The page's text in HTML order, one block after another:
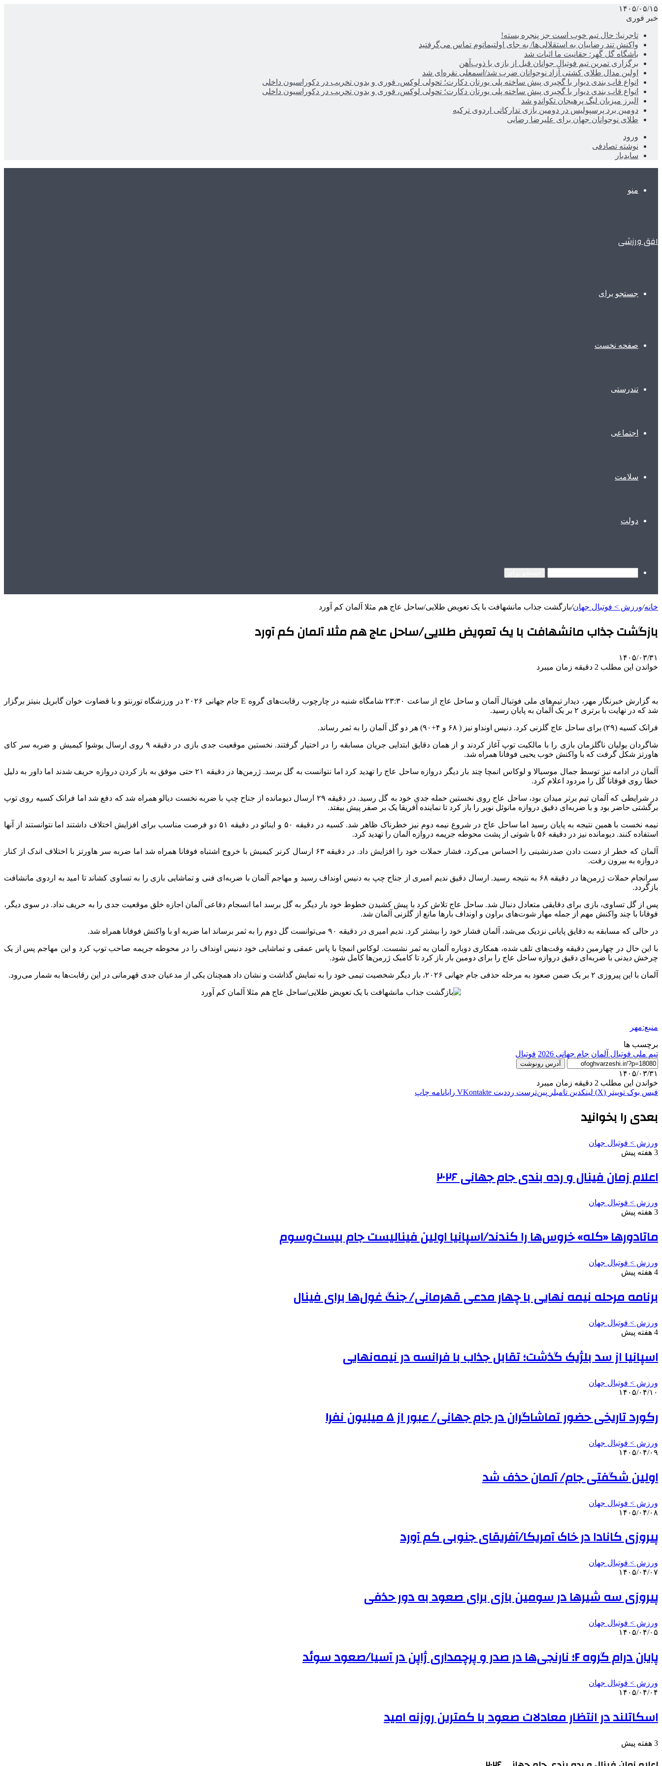
۱۴۰۵/۰۵/۱۵
خبر فوری
تاجرنیا: حال تیم خوب است جز پنجره بسته!
واکنش تند رضاییان به استقلالی‌ها/ به جای اولتیماتوم تماس می‌گرفتید
باشگاه گل گهر: حقانیت ما اثبات شد
برگزاری تمرین تیم فوتبال جوانان قبل از بازی با ذوب‌آهن
اولین مدال طلای کشتی آزاد نوجوانان ضرب شد/اسمعلی نقره‌ای شد
انواع قاب بندی دیوار با گچبری پیش ساخته پلی یورتان دکارت؛ تحولی لوکس، فوری و بدون تخریب در دکوراسیون داخلی
انواع قاب بندی دیوار با گچبری پیش ساخته پلی یورتان دکارت؛ تحولی لوکس، فوری و بدون تخریب در دکوراسیون داخلی
البرز میزبان لیگ پرهیجان تکواندو شد
دومین برد پرسپولیس در دومین بازی تدارکاتی اردوی ترکیه
طلای نوجوانان جهان برای علیرضا رضایی
ورود
نوشته تصادفی
سایدبار
منو
افق ورزشی
جستجو برای
صفحه نخست
تندرستی
اجتماعی
سلامت
دولت
خانه/ورزش > فوتبال جهان/بازگشت جذاب مانشهافت با یک تعویض طلایی/ساحل عاج هم مثلا آلمان کم آورد
بازگشت جذاب مانشهافت با یک تعویض طلایی/ساحل عاج هم مثلا آلمان کم آورد
۱۴۰۵/۰۳/۳۱
خواندن این مطلب 2 دقیقه زمان میبرد
به گزارش خبرنگار مهر، دیدار تیم‌های ملی فوتبال آلمان و ساحل عاج از ساعت ۲۳:۳۰ شامگاه شنبه در چارچوب رقابت‌های گروه E جام جهانی ۲۰۲۶ در ورزشگاه تورنتو و با قضاوت خوان گابریل بنیتز برگزار
شد که در نهایت با برتری ۲ بر یک آلمان به پایان رسید.
فرانک کسیه (۲۹) برای ساحل عاج گلزنی کرد. دنیس اونداو نیز ( ۶۸ و ۴+۹۰) هر دو گل آلمان را به ثمر رساند.
شاگردان یولیان ناگلزمان بازی را با مالکیت توپ آغاز کردند و از همان دقایق ابتدایی جریان مسابقه را در اختیار گرفتند. نخستین موقعیت جدی بازی در دقیقه ۹ روی ارسال یوشوا کیمیش و ضربه سر کای
هاورتز شکل گرفت که با واکنش خوب یحیی فوفانا همراه شد.
آلمان در ادامه نیز توسط جمال موسیالا و لوکاس انمچا چند بار دیگر دروازه ساحل عاج را تهدید کرد اما نتوانست به گل برسد. ژرمن‌ها در دقیقه ۲۱ حتی موفق به باز کردن دروازه حریف شدند اما داور به دلیل
خطا روی فوفانا گل را مردود اعلام کرد.
در شرایطی که آلمان تیم برتر میدان بود، ساحل عاج روی نخستین حمله جدی خود به گل رسید. در دقیقه ۲۹ ارسال دیومانده از جناح چپ با ضربه نخست دیالو همراه شد که دفع شد اما فرانک کسیه روی توپ
برگشتی حاضر بود و با ضربه‌ای دقیق دروازه مانوئل نویر را باز کرد تا نماینده آفریقا یک بر صفر پیش بیفتد.
نیمه نخست با همین نتیجه به پایان رسید اما ساحل عاج در شروع نیمه دوم نیز خطرناک ظاهر شد. کسیه در دقیقه ۵۰ و اینائو در دقیقه ۵۱ دو فرصت مناسب برای افزایش اختلاف داشتند اما نتوانستند از آنها
استفاده کنند. دیومانده نیز در دقیقه ۵۶ با شوتی از پشت محوطه جریمه دروازه آلمان را تهدید کرد.
آلمان که خطر از دست دادن صدرنشینی را احساس می‌کرد، فشار حملات خود را افزایش داد. در دقیقه ۶۳ ارسال کرنر کیمیش با خروج اشتباه فوفانا همراه شد اما ضربه سر هاورتز با اختلاف اندک از کنار
دروازه به بیرون رفت.
سرانجام حملات ژرمن‌ها در دقیقه ۶۸ به نتیجه رسید. ارسال دقیق ندیم امیری از جناح چپ به دنیس اونداف رسید و مهاجم آلمان با ضربه‌ای فنی و تماشایی بازی را به تساوی کشاند تا امید به اردوی مانشافت
بازگردد.
پس از گل تساوی، بازی برای دقایقی متعادل دنبال شد. ساحل عاج تلاش کرد با پیش کشیدن خطوط خود بار دیگر به گل برسد اما انسجام دفاعی آلمان اجازه خلق موقعیت جدی را به حریف نداد. در سوی دیگر،
فوفانا با چند واکنش مهم از جمله مهار شوت‌های براون و اونداف بارها مانع از گلزنی آلمان شد.
در حالی که مسابقه به دقایق پایانی نزدیک می‌شد، آلمان فشار خود را بیشتر کرد. ندیم امیری در دقیقه ۹۰ می‌توانست گل دوم را به ثمر برساند اما ضربه او با واکنش فوفانا همراه شد.
با این حال در چهارمین دقیقه وقت‌های تلف شده، همکاری دوباره آلمان به ثمر نشست. لوکاس انمچا با پاس عمقی و تماشایی خود دنیس اونداف را در محوطه جریمه صاحب توپ کرد و این مهاجم پس از یک
چرخش دیدنی با ضربه‌ای دقیق دروازه ساحل عاج را برای دومین بار باز کرد تا کامبک ژرمن‌ها کامل شود.
آلمان با این پیروزی ۲ بر یک ضمن صعود به مرحله حذفی جام جهانی ۲۰۲۶، بار دیگر شخصیت تیمی خود را به نمایش گذاشت و نشان داد همچنان یکی از مدعیان جدی قهرمانی در این رقابت‌ها به شمار می‌رود.
منبع:مهر
برچسب ها
تیم ملی فوتبال آلمان جام جهانی 2026 فوتبال
آدرس رونوشت
۱۴۰۵/۰۳/۳۱
خواندن این مطلب 2 دقیقه زمان میبرد
فیس بوک توییتر (X) لینکدین ‫تامبلر ‫پین‌ترست ‫رددیت ‫VKontakte رایانامه چاپ
بعدی را بخوانید
ورزش > فوتبال جهان
3 هفته پیش
اعلام زمان فینال و رده بندی جام جهانی ۲۰۲۶
ورزش > فوتبال جهان
3 هفته پیش
ماتادورها «کله» خروس‌ها را کندند/اسپانیا اولین فینالیست جام بیست‌وسوم
ورزش > فوتبال جهان
4 هفته پیش
برنامه مرحله نیمه نهایی با چهار مدعی قهرمانی/ جنگ غول‌ها برای فینال
ورزش > فوتبال جهان
4 هفته پیش
اسپانیا از سد بلژیک گذشت؛ تقابل جذاب با فرانسه در نیمه‌نهایی
ورزش > فوتبال جهان
۱۴۰۵/۰۴/۱۰
رکورد تاریخی حضور تماشاگران در جام جهانی/ عبور از ۵ میلیون نفر!
ورزش > فوتبال جهان
۱۴۰۵/۰۴/۰۹
اولین شگفتی جام/ آلمان حذف شد
ورزش > فوتبال جهان
۱۴۰۵/۰۴/۰۸
پیروزی کانادا در خاک آمریکا/آفریقای جنوبی کم آورد
ورزش > فوتبال جهان
۱۴۰۵/۰۴/۰۷
پیروزی سه شیرها در سومین بازی برای صعود به دور حذفی
ورزش > فوتبال جهان
۱۴۰۵/۰۴/۰۵
پایان درام گروه F؛ نارنجی‌ها در صدر و پرچمداری ژاپن در آسیا/صعود سوئد
ورزش > فوتبال جهان
۱۴۰۵/۰۴/۰۴
اسکاتلند در انتظار معادلات صعود با کمترین روزنه امید
3 هفته پیش